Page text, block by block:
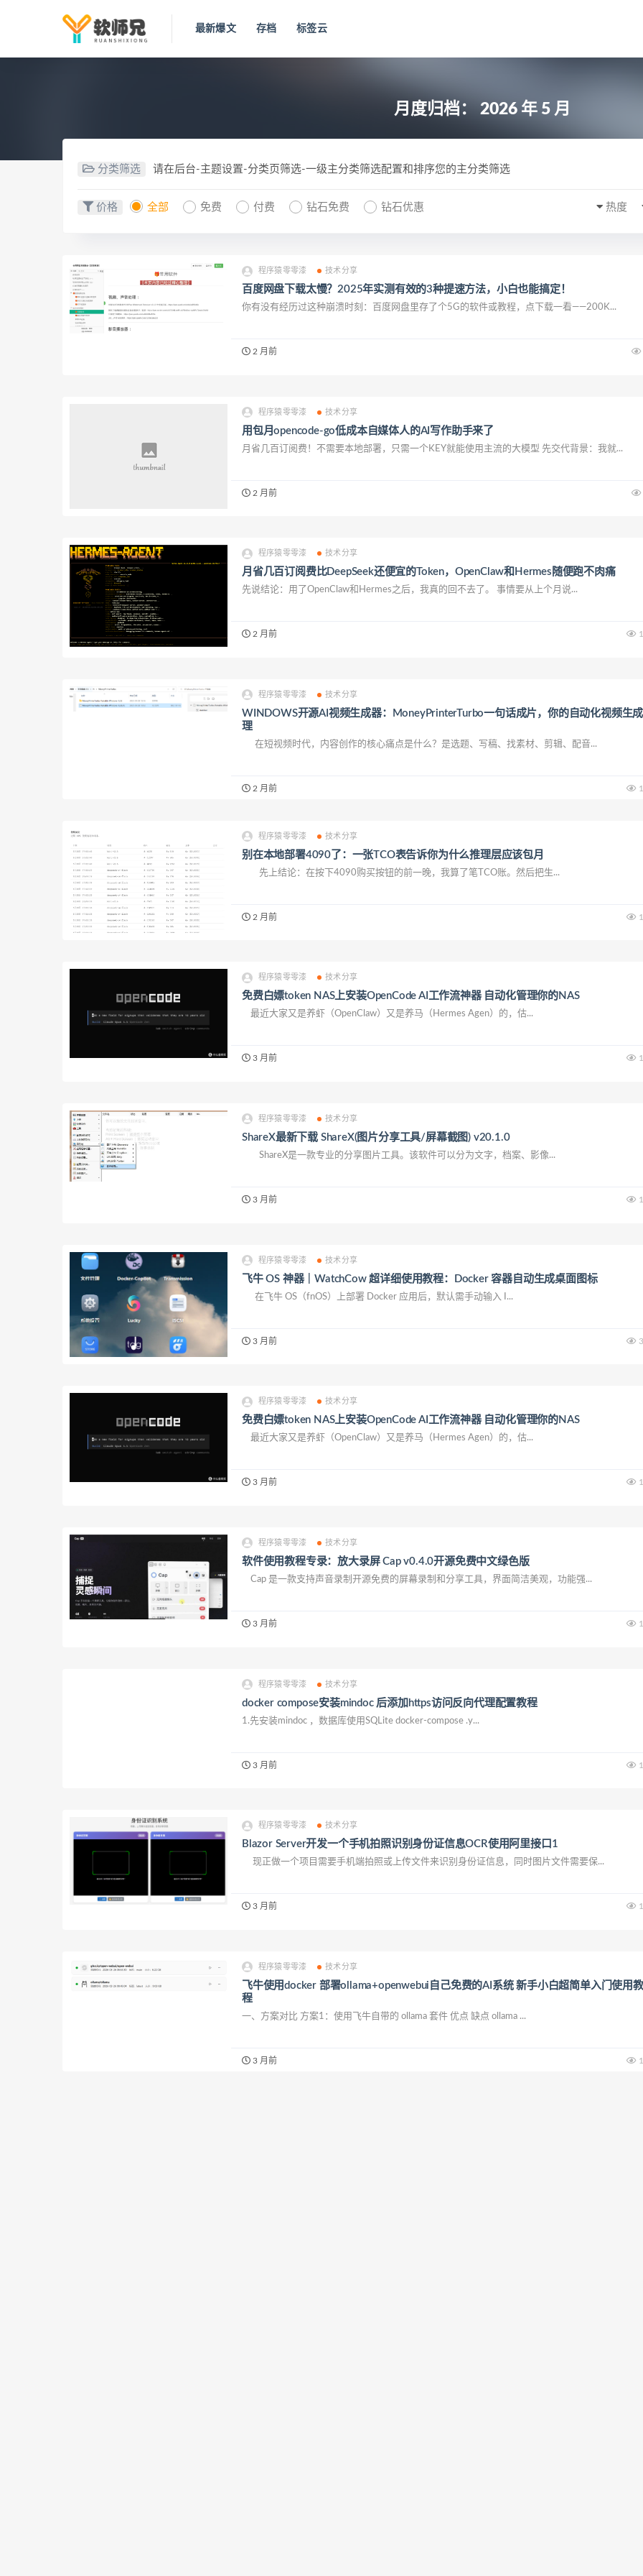
最新爆文 存档 标签云
月度归档： 2026 年 5 月
分类筛选 请在后台-主题设置-分类页筛选-一级主分类筛选配置和排序您的主分类筛选
价格 全部 免费 付费 钻石免费 钻石优惠 热度
程序猿零零漆 技术分享
百度网盘下载太慢？2025年实测有效的3种提速方法，小白也能搞定！
你有没有经历过这种崩溃时刻：百度网盘里存了个5G的软件或教程，点下载一看——200K...
2 月前
程序猿零零漆 技术分享
用包月opencode-go低成本自媒体人的AI写作助手来了
月省几百订阅费！不需要本地部署，只需一个KEY就能使用主流的大模型 先交代背景：我就...
2 月前
程序猿零零漆 技术分享
月省几百订阅费比DeepSeek还便宜的Token，OpenClaw和Hermes随便跑不肉痛
先说结论：用了OpenClaw和Hermes之后，我真的回不去了。 事情要从上个月说...
2 月前
程序猿零零漆 技术分享
WINDOWS开源AI视频生成器：MoneyPrinterTurbo一句话成片，你的自动化视频生
理
在短视频时代，内容创作的核心痛点是什么？是选题、写稿、找素材、剪辑、配音...
2 月前
程序猿零零漆 技术分享
别在本地部署4090了：一张TCO表告诉你为什么推理层应该包月
先上结论：在按下4090购买按钮的前一晚，我算了笔TCO账。然后把生...
2 月前
程序猿零零漆 技术分享
免费白嫖token NAS上安装OpenCode AI工作流神器 自动化管理你的NAS
最近大家又是养虾（OpenClaw）又是养马（Hermes Agen）的，估...
3 月前
程序猿零零漆 技术分享
ShareX最新下载 ShareX(图片分享工具/屏幕截图) v20.1.0
ShareX是一款专业的分享图片工具。该软件可以分为文字，档案、影像...
3 月前
程序猿零零漆 技术分享
飞牛 OS 神器｜WatchCow 超详细使用教程：Docker 容器自动生成桌面图标
在飞牛 OS（fnOS）上部署 Docker 应用后，默认需手动输入 I...
3 月前
程序猿零零漆 技术分享
免费白嫖token NAS上安装OpenCode AI工作流神器 自动化管理你的NAS
最近大家又是养虾（OpenClaw）又是养马（Hermes Agen）的，估...
3 月前
程序猿零零漆 技术分享
软件使用教程专录：放大录屏 Cap v0.4.0开源免费中文绿色版
Cap 是一款支持声音录制开源免费的屏幕录制和分享工具，界面简洁美观，功能强...
3 月前
程序猿零零漆 技术分享
docker compose安装mindoc 后添加https访问反向代理配置教程
1.先安装mindoc ，数据库使用SQLite docker-compose .y...
3 月前
程序猿零零漆 技术分享
Blazor Server开发一个手机拍照识别身份证信息OCR使用阿里接口1
现正做一个项目需要手机端拍照或上传文件来识别身份证信息，同时图片文件需要保...
3 月前
程序猿零零漆 技术分享
飞牛使用docker 部署ollama+openwebui自己免费的AI系统 新手小白超简单入门使用教
程
一、方案对比 方案1：使用飞牛自带的 ollama 套件 优点 缺点 ollama ...
3 月前